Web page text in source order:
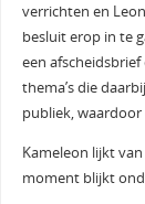
verrichten en
besluit erop in te
een
thema’s die
publiek,
Kameleon lijkt
moment blijkt